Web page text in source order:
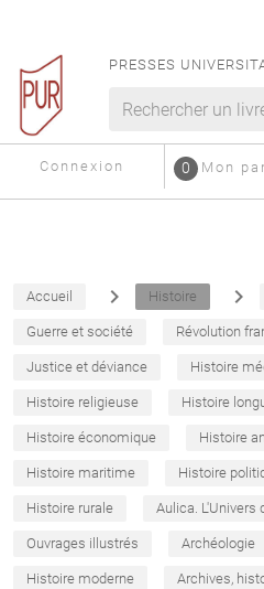
PRESSES
Connexion Mon
0
Accueil navigate_next Histoire navigate_next
Guerre et société Révolution
Justice et déviance Histoire
Histoire religieuse Histoire
Histoire économique Histoire
Histoire maritime Histoire
Histoire rurale Aulica. L'Univers
Ouvrages illustrés Archéologie
Histoire moderne Archives,